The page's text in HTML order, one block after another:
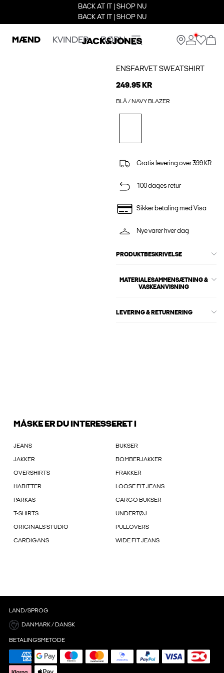
BACK AT IT | SHOP NU
BACK AT IT | SHOP NU
MÆND KVINDER BØRN
ENSFARVET SWEATSHIRT
249.95 KR
BLÅ / NAVY BLAZER
Gratis levering over 399 KR
100 dages retur
Sikker betaling med Visa
Nye varer hver dag
PRODUKTBESKRIVELSE
MATERIALESAMMENSÆTNING &
VASKEANVISNING
LEVERING & RETURNERING
MÅSKE ER DU INTERESSERET I
JEANS BUKSER
JAKKER BOMBERJAKKER
OVERSHIRTS FRAKKER
HABITTER LOOSE FIT JEANS
PARKAS CARGO BUKSER
T-SHIRTS UNDERTØJ
ORIGINALS STUDIO PULLOVERS
CARDIGANS WIDE FIT JEANS
LAND/SPROG
DANMARK / DANSK
BETALINGSMETODE